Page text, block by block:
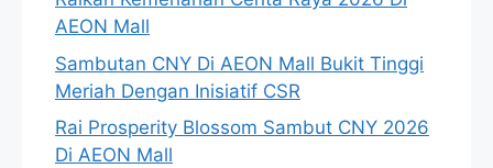
AEON Mall
Sambutan CNY Di AEON Mall Bukit Tinggi
Meriah Dengan Inisiatif CSR
Rai Prosperity Blossom Sambut CNY 2026
Di AEON Mall